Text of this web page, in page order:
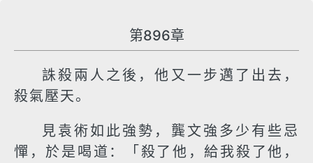
第896章
誅殺兩人之後，他又一步邁了出去，
殺氣壓天。
見袁術如此強勢，龔文強多少有些忌
憚，於是喝道：「殺了他，給我殺了他，